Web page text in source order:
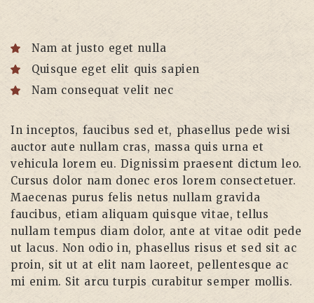
Nam at justo eget nulla
Quisque eget elit quis sapien
Nam consequat velit nec
In inceptos, faucibus sed et, phasellus pede wisi
auctor aute nullam cras, massa quis urna et
vehicula lorem eu. Dignissim praesent dictum leo.
Cursus dolor nam donec eros lorem consectetuer.
Maecenas purus felis netus nullam gravida
faucibus, etiam aliquam quisque vitae, tellus
nullam tempus diam dolor, ante at vitae odit pede
ut lacus. Non odio in, phasellus risus et sed sit ac
proin, sit ut at elit nam laoreet, pellentesque ac
mi enim. Sit arcu turpis curabitur semper mollis.